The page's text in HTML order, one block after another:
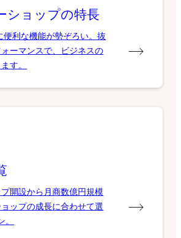
ショップの特長
便利な機能が勢ぞろい。抜
ーマンスで、ビジネスの
す。
開設から月商数億円規模
ップの成長に合わせて選
。